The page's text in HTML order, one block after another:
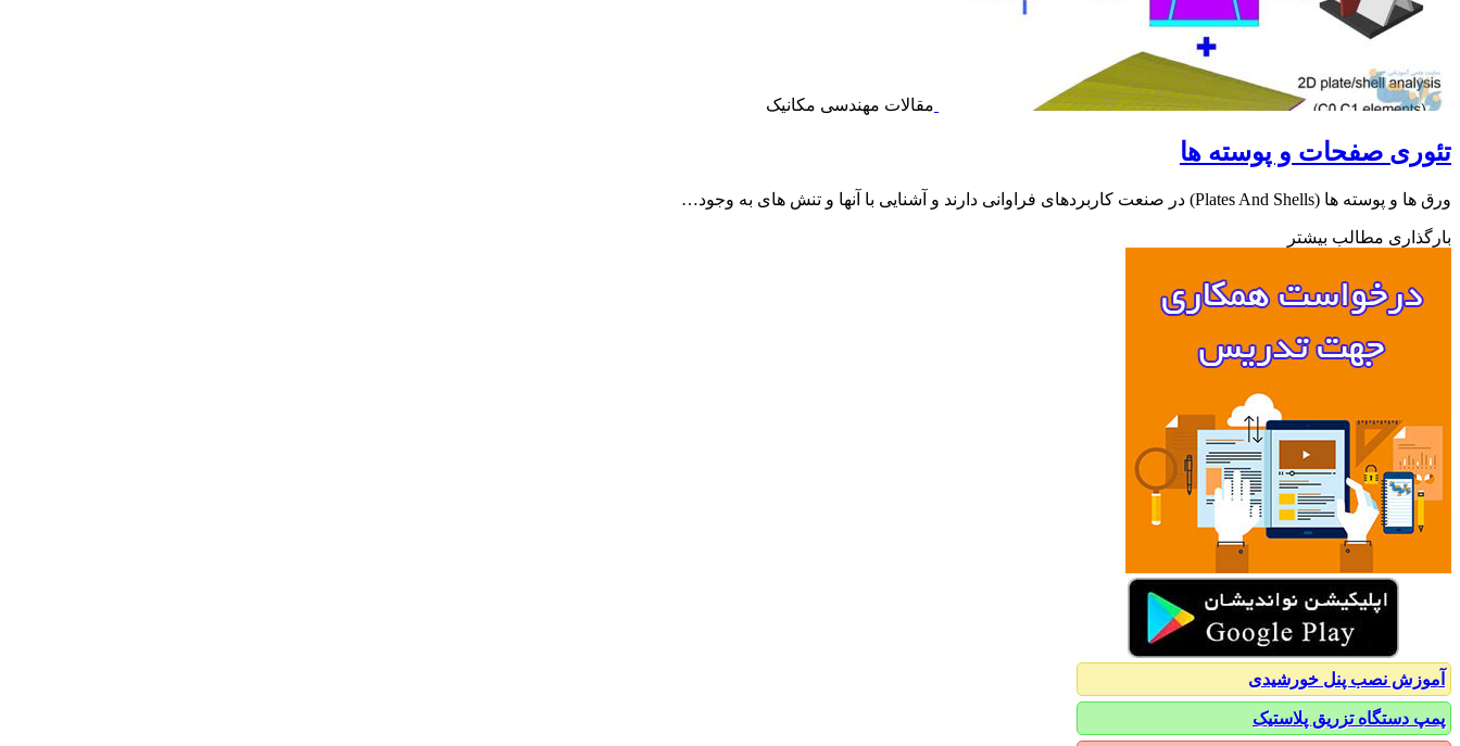
مقالات مهندسی مکانیک
تئوری صفحات و پوسته ها
ورق ها و پوسته ها (Plates And Shells) در صنعت کاربردهای فراوانی دارند و آشنایی با آنها و تنش های به وجود…
بارگذاری مطالب بیشتر
آموزش نصب پنل خورشیدی
پمپ دستگاه تزریق پلاستیک